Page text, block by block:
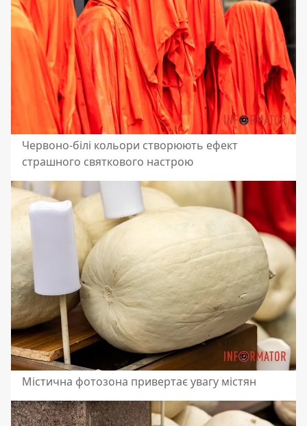
Червоно-білі кольори створюють ефект
страшного святкового настрою
Містична фотозона привертає увагу містян